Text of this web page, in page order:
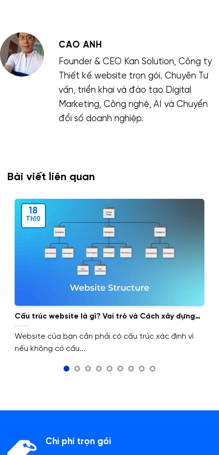
CAO ANH
Founder & CEO Kan Solution, Công ty
Thiết kế website trọn gói. Chuyên Tư
vấn, triển khai và đào tạo Digital
Marketing, Công nghệ, AI và Chuyển
đổi số doanh nghiệp.
Bài viết liên quan
Cấu trúc website là gì? Vai trò và Cách xây dựng
cấu trúc website.
Website của bạn cần phải có cấu trúc xác định vì
nếu không có cấu...
18
Th10
Chi phí trọn gói